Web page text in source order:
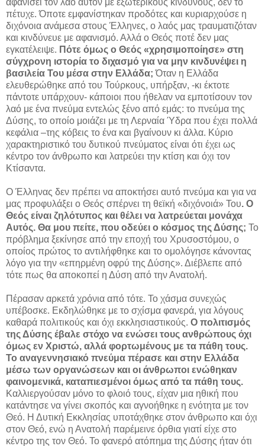
πέτυχε. Όποτε εμφανίστηκαν προδότες και κυριαρχούσε η
διχόνοια ανάμεσα στους Έλληνες, ο λαός μας τραυματιζόταν
και κινδύνευε με αφανισμό. Αλλά ο Θεός ποτέ δεν μας
εγκατέλειψε. Πότε όμως ο Θεός «χρησιμοποίησε» στη
σύγχρονη ιστορία το διχασμό για να μην κινδυνέψει η
βασιλεία Του μέσα στην Ελλάδα;Όταν η Ελλάδα
ελευθερώθηκε από του Τούρκους, υπήρξαν, -κι έκτοτε
πάντοτε υπάρχουν- κάποιοι που ήθελαν να εμποτίσουν τον
λαό με ένα πνεύμα εντελώς ξένο από εμάς: το πνεύμα της
Δύσης, το οποίο μοιάζει με τη Λερναία Ύδρα που έχει πολλά
κεφάλια –της κόβεις το ένα και βγαίνουν κι άλλα. Κύριο
χαρακτηριστικό του δυτικού πνεύματος είναι ότι έχει ως
κέντρο τον άνθρωπο και λατρεύει την κτίση και όχι τον
Κτίσαντα.
Ο Έλληνας δεν πρέπει να αποκτήσει αυτό πνεύμα και για να
μας προφυλάξει ο Θεός σπέρνει τη θεϊκή «διχόνοιά» Του. Ο
Θεός είναι ζηλότυπος και θέλει να λατρεύεται μονάχα
Αυτός. Θα μου πείτε, που οδεύει ο κόσμος της Δύσης; Το
πρόβλημα ξεκίνησε από την εποχή του Χρυσοστόμου, ο
οποίος πρώτος το αντιλήφθηκε και το ομολόγησε κάνοντας
λόγο για την «επηρμένη οφρύ της Δύσης». Διέβλεπε από
τότε πως θα αποκοπεί η Δύση από την Ανατολή.
Πέρασαν αρκετά χρόνια από τότε. Το χάσμα συνεχώς
υπέβοσκε. Εκδηλώθηκε με το σχίσμα φανερά, για λόγους
καθαρά πολιτικούς και όχι εκκλησιαστικούς. Ο πολιτισμός
της Δύσης έβαλε στόχο να ενώσει τους ανθρώπους όχι
όμως εν Χριστώ, αλλά φορτωμένους με τα πάθη τους.
Το αναγεννησιακό πνεύμα πέρασε και στην Ελλάδα
μέσω των οργανώσεων και οι άνθρωποι ενώθηκαν
φαινομενικά, καταπιεσμένοι όμως από τα πάθη τους.
Καλλιεργούσαν μόνο το φλοιό τους, είχαν μια ηθική που
κατάντησε να γίνει σκοπός και αγνοήθηκε η ενότητα με τον
Θεό. Η Δυτική Εκκλησίας υποτάχθηκε στον άνθρωπο και όχι
στον Θεό, ενώ η Ανατολή παρέμεινε όρθια γιατί είχε στο
κέντρο της τον Θεό. Το φανερό ατόπημα της Δύσης ήταν ότι